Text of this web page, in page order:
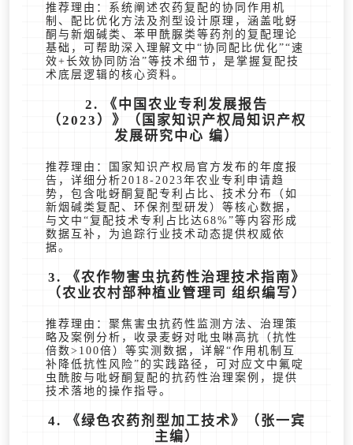
推荐理由：系统阐述农药复配的协同作用机
制、配比优化方法及剂型设计原理，涵盖吡蚜
酮与新烟碱类、苯甲酰脲类等药剂的复配理论
基础，可帮助深入理解文中“协同配比优化”“速
效+长效协同防治”等技术细节，是掌握复配技
术底层逻辑的核心资料。
2. 《中国农业专利发展报告
（2023）》（国家知识产权局知识产权
发展研究中心 编）
推荐理由：国家知识产权局官方发布的年度报
告，详细分析2018-2023年农业专利申请趋
势，包含吡蚜酮复配专利占比、技术分布（如
新烟碱类复配、环保剂型研发）等核心数据，
与文中“复配技术专利占比达68%”等内容形成
数据互补，为追踪行业技术动态提供权威依
据。
3. 《农作物害虫抗药性治理技术指南》
（农业农村部种植业管理司 组织编写）
推荐理由：聚焦害虫抗药性监测方法、治理策
略及案例分析，收录麦蚜对吡虫啉高抗（抗性
倍数>100倍）等实测数据，详解“作用机制互
补降低抗性风险”的实践路径，可对应文中氟啶
虫酰胺与吡蚜酮复配的抗药性治理案例，提供
技术落地的操作指导。
4. 《绿色农药剂型加工技术》（张一宾
主编）